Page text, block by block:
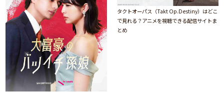
タクトオーパス（Takt Op.Destiny）はどこ
で見れる？アニメを視聴できる配信サイトま
とめ